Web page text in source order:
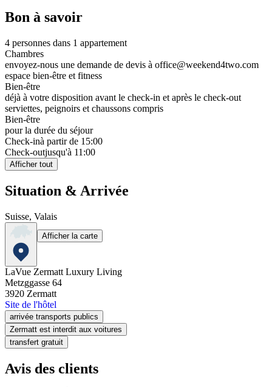
Bon à savoir
4 personnes dans 1 appartement
Chambres
envoyez-nous une demande de devis à office@weekend4two.com
espace bien-être et fitness
Bien-être
déjà à votre disposition avant le check-in et après le check-out
serviettes, peignoirs et chaussons compris
Bien-être
pour la durée du séjour
Check-inà partir de 15:00
Check-outjusqu'à 11:00
Afficher tout
Situation & Arrivée
Suisse, Valais
Afficher la carte
LaVue Zermatt Luxury Living
Metzggasse 64
3920 Zermatt
Site de l'hôtel
arrivée transports publics
Zermatt est interdit aux voitures
transfert gratuit
Avis des clients